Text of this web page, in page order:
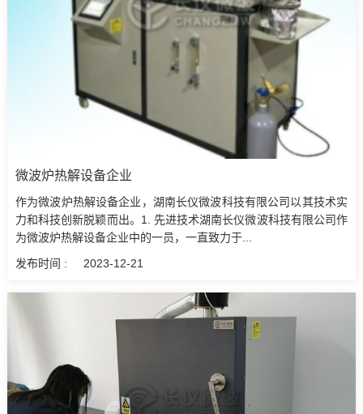
微波炉热解设备企业
作为微波炉热解设备企业，湖南长仪微波科技有限公司以其技术实
力和科技创新脱颖而出。1. 先进技术湖南长仪微波科技有限公司作
为微波炉热解设备企业中的一员，一直致力于...
发布时间 :
2023-12-21